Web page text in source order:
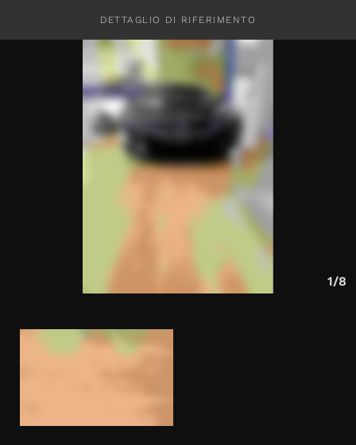
DETTAGLIO DI RIFERIMENTO
1/8